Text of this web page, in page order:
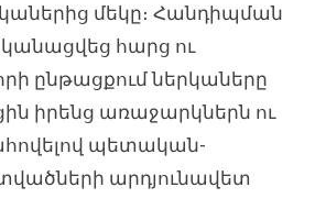
մեկը։ Հանդիպման
հարց ու
ընթացքում ներկաները
իրենց առաջարկներն ու
պետական-
արդյունավետ